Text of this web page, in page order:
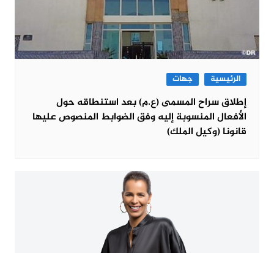
الرئيسية جهات
إطلاق سراح المسمى (ع.م) بعد استنطاقه حول
الأفعال المنسوبة إليه وفق الضوابط المنصوص عليها
قانونا (وكيل الملك)